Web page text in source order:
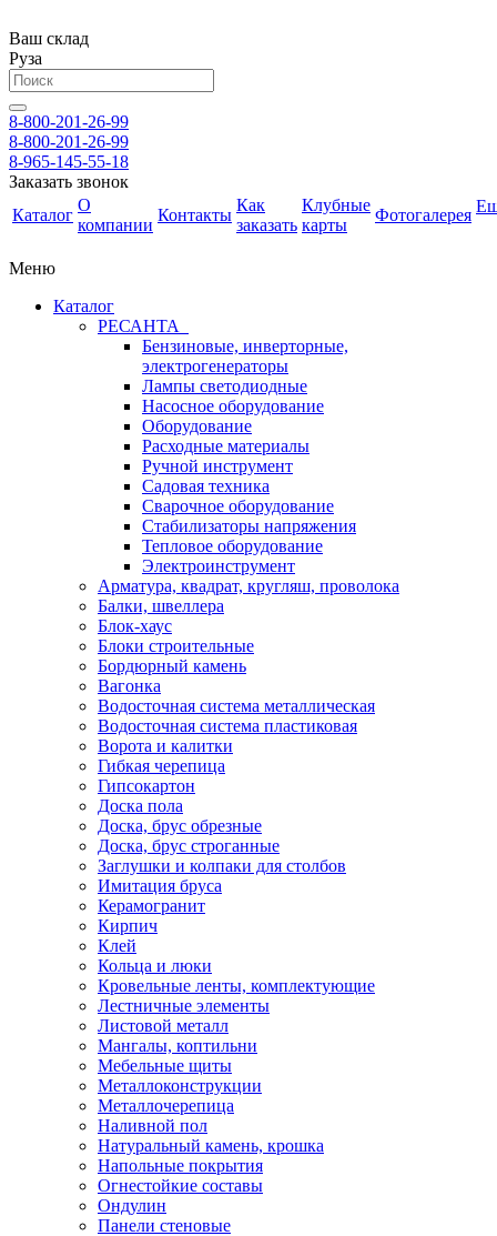
Ваш склад
Руза
8-800-201-26-99
8-800-201-26-99
8-965-145-55-18
Заказать звонок
Каталог
О
компании
Контакты
Как
заказать
Клубные
карты
Фотогалерея
Меню
Каталог
РЕСАНТА
Бензиновые, инверторные,
электрогенераторы
Лампы светодиодные
Насосное оборудование
Оборудование
Расходные материалы
Ручной инструмент
Садовая техника
Сварочное оборудование
Стабилизаторы напряжения
Тепловое оборудование
Электроинструмент
Арматура, квадрат, кругляш, проволока
Балки, швеллера
Блок-хаус
Блоки строительные
Бордюрный камень
Вагонка
Водосточная система металлическая
Водосточная система пластиковая
Ворота и калитки
Гибкая черепица
Гипсокартон
Доска пола
Доска, брус обрезные
Доска, брус строганные
Заглушки и колпаки для столбов
Имитация бруса
Керамогранит
Кирпич
Клей
Кольца и люки
Кровельные ленты, комплектующие
Лестничные элементы
Листовой металл
Мангалы, коптильни
Мебельные щиты
Металлоконструкции
Металлочерепица
Наливной пол
Натуральный камень, крошка
Напольные покрытия
Огнестойкие составы
Ондулин
Панели стеновые